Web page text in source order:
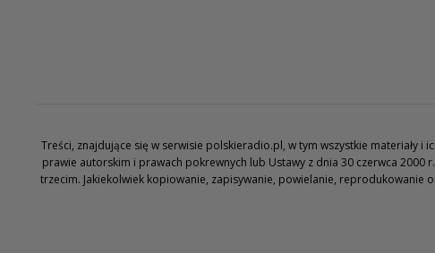
Treści, znajdujące się w serwisie polskieradio.pl, w tym wszystkie materiały
prawie autorskim i prawach pokrewnych lub Ustawy z dnia 30 czerwca 2000
trzecim. Jakiekolwiek kopiowanie, zapisywanie, powielanie, reprodukowanie